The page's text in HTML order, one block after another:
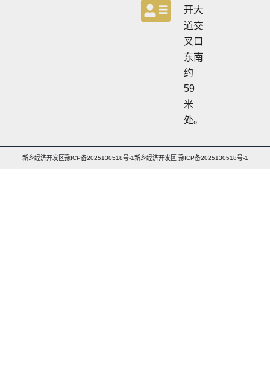
开大
道交
叉口
东南
约
59
米
处。
新乡经济开发区豫ICP备2025130518号-1新乡经济开发区 豫ICP备2025130518号-1